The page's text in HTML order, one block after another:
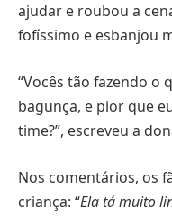
ajudar e roubou a
fofíssimo e esbanjou
“Vocês tão fazendo o
bagunça, e pior que
time?”, escreveu a
Nos comentários, os
criança: “Ela tá muito